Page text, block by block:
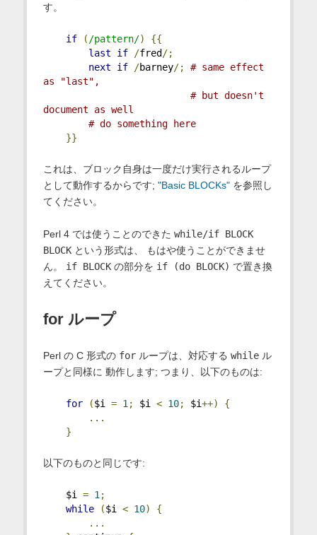
す。
if ( /pattern/)
{{
last
if /fred /;
next
if /barney/;
# same effect
as "last",
# but doesn't
document as well
# do something here
}}
これは、ブロック自身は一度だけ実行されるループ
として動作するからです; "Basic BLOCKs"を参照し
てください。
Perl 4 では使うことのできた while/if BLOCK
BLOCKという形式は、 もはや使うことができませ
ん。 if BLOCKの部分を if (do BLOCK) で置き換
えてください。
for ループ
Perl の C 形式の forループは、対応する whileル
ープと同様に 動作します; つまり、以下のものは:
for ($i = 1 ; $i < 10; $i++)
{
...
}
以下のものと同じです:
$i = 1;
while
($i < 10)
{
...